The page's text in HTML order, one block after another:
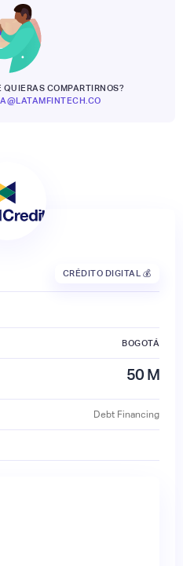
COMPARTIRNOS?
CRÉDITO DIGITAL 💰
BOGOTÁ
50 M
Debt Financing